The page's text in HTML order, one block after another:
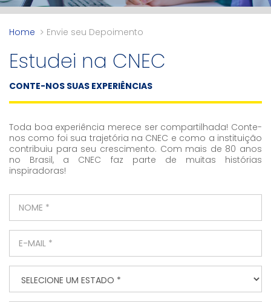
Home Envie seu Depoimento
Estudei na CNEC
CONTE-NOS SUAS EXPERIÊNCIAS
Toda boa experiência merece ser compartilhada! Conte-
nos como foi sua trajetória na CNEC e como a instituição
contribuiu para seu crescimento. Com mais de 80 anos
no Brasil, a CNEC faz parte de muitas histórias
inspiradoras!